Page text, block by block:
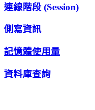
連線階段 (Session)
側寫資訊
記憶體使用量
資料庫查詢